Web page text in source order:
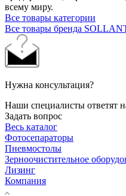
всему миру.
Все товары категории
Все товары бренда
Нужна консультация?
Наши специалисты ответят
Задать вопрос
Весь каталог
Фотосепараторы
Пневмостолы
Зерноочистительное
Лизинг
Компания